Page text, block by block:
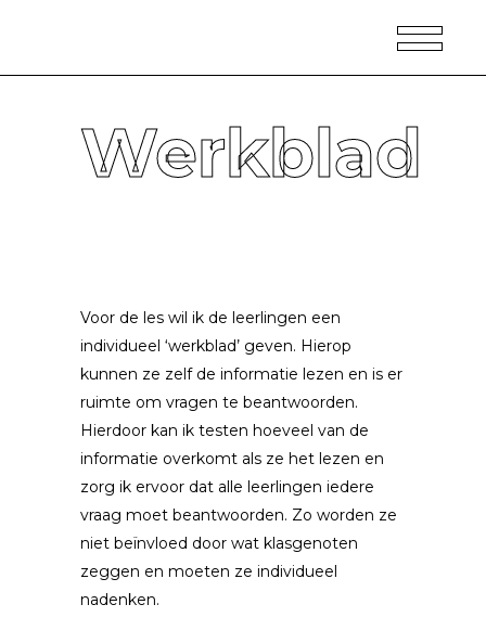
Werkblad
Voor de les wil ik de leerlingen een
individueel ‘werkblad’ geven. Hierop
kunnen ze zelf de informatie lezen en is er
ruimte om vragen te beantwoorden.
Hierdoor kan ik testen hoeveel van de
informatie overkomt als ze het lezen en
zorg ik ervoor dat alle leerlingen iedere
vraag moet beantwoorden. Zo worden ze
niet beïnvloed door wat klasgenoten
zeggen en moeten ze individueel
nadenken.